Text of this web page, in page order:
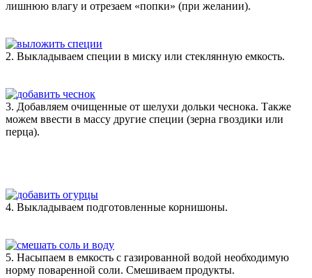
лишнюю влагу и отрезаем «попки» (при желании).
2. Выкладываем специи в миску или стеклянную емкость.
3. Добавляем очищенные от шелухи дольки чеснока. Также
можем ввести в массу другие специи (зерна гвоздики или
перца).
4. Выкладываем подготовленные корнишоны.
5. Насыпаем в емкость с газированной водой необходимую
норму поваренной соли. Смешиваем продукты.